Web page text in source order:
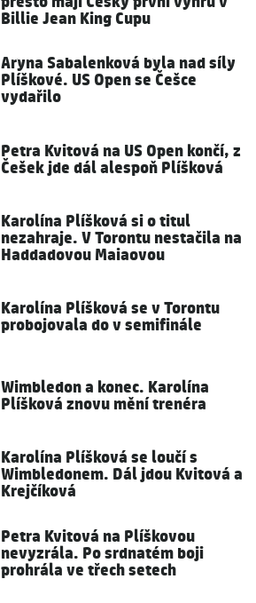
Billie Jean King Cupu
Aryna Sabalenková byla nad síly
Plíškové. US Open se Češce
vydařilo
Petra Kvitová na US Open končí, z
Češek jde dál alespoň Plíšková
Karolína Plíšková si o titul
nezahraje. V Torontu nestačila na
Haddadovou Maiaovou
Karolína Plíšková se v Torontu
probojovala do v semifinále
Wimbledon a konec. Karolína
Plíšková znovu mění trenéra
Karolína Plíšková se loučí s
Wimbledonem. Dál jdou Kvitová a
Krejčíková
Petra Kvitová na Plíškovou
nevyzrála. Po srdnatém boji
prohrála ve třech setech